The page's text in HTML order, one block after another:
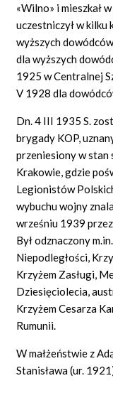
«Wilno» i mieszkał
uczestniczył w
wyższych
dla wyższych
1925 w Centralnej
V 1928 dla
Dn. 4 III 1935 S.
brygady KOP,
przeniesiony w stan
Krakowie, gdzie
Legionistów
wybuchu wojny
wrześniu 1939
Był odznaczony
Niepodległości,
Krzyżem Zasługi,
Dziesięciolecia,
Krzyżem Cesarza
Rumunii.
W małżeństwie z
Stanisława (ur.